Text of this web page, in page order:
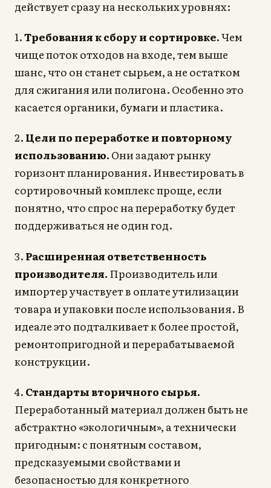
действует сразу на нескольких уровнях:
1.Требования к сбору и сортировке.Чем
чище поток отходов на входе, тем выше
шанс, что он станет сырьем, а не остатком
для сжигания или полигона. Особенно это
касается органики, бумаги и пластика.
2. Цели по переработке и повторному
использованию. Они задают рынку
горизонт планирования. Инвестировать в
сортировочный комплекс проще, если
понятно, что спрос на переработку будет
поддерживаться не один год.
3. Расширенная ответственность
производителя. Производитель или
импортер участвует в оплате утилизации
товара и упаковки после использования. В
идеале это подталкивает к более простой,
ремонтопригодной и перерабатываемой
конструкции.
4. Стандарты вторичного сырья.
Переработанный материал должен быть не
абстрактно «экологичным», а технически
пригодным: с понятным составом,
предсказуемыми свойствами и
безопасностью для конкретного